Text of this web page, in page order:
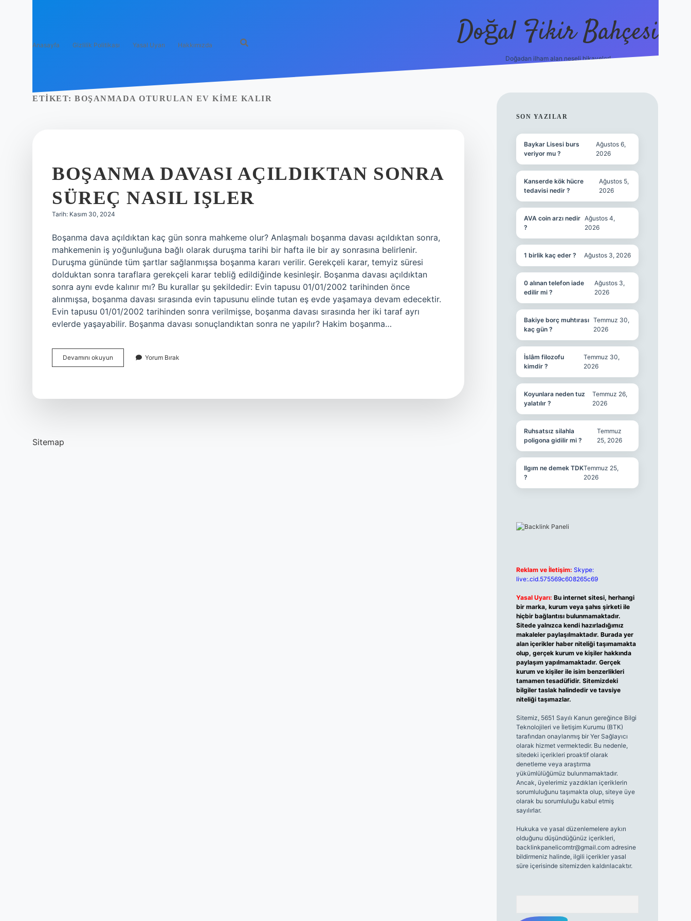
Anasayfa Gizlilik Politikası Yasal Uyarı Hakkımızda Doğal Fikir Bahçesi
Doğadan ilham alan neşeli hikayeler!
ETIKET: BOŞANMADA OTURULAN EV KIME KALIR
BOŞANMA DAVASI AÇILDIKTAN SONRA
SÜREÇ NASIL IŞLER
Tarih: Kasım 30, 2024
Boşanma dava açıldıktan kaç gün sonra mahkeme olur? Anlaşmalı boşanma davası açıldıktan sonra,
mahkemenin iş yoğunluğuna bağlı olarak duruşma tarihi bir hafta ile bir ay sonrasına belirlenir.
Duruşma gününde tüm şartlar sağlanmışsa boşanma kararı verilir. Gerekçeli karar, temyiz süresi
dolduktan sonra taraflara gerekçeli karar tebliğ edildiğinde kesinleşir. Boşanma davası açıldıktan
sonra aynı evde kalınır mı? Bu kurallar şu şekildedir: Evin tapusu 01/01/2002 tarihinden önce
alınmışsa, boşanma davası sırasında evin tapusunu elinde tutan eş evde yaşamaya devam edecektir.
Evin tapusu 01/01/2002 tarihinden sonra verilmişse, boşanma davası sırasında her iki taraf ayrı
evlerde yaşayabilir. Boşanma davası sonuçlandıktan sonra ne yapılır? Hakim boşanma…
Devamını okuyun Boşanma
Davası
Yorum Bırak
Sitemap
SIDEBAR
SON YAZILAR
Baykar Lisesi burs
veriyor mu ?
Ağustos 6,
2026
Kanserde kök hücre
tedavisi nedir ?
Ağustos 5,
2026
AVA coin arzı nedir
?
Ağustos 4,
2026
1 birlik kaç eder ? Ağustos 3, 2026
0 alınan telefon iade
edilir mi ?
Ağustos 3,
2026
Bakiye borç muhtırası
kaç gün ?
Temmuz 30,
2026
İslâm filozofu
kimdir ?
Temmuz 30,
2026
Koyunlara neden tuz
yalatılır ?
Temmuz 26,
2026
Ruhsatsız silahla
poligona gidilir mi ?
Temmuz
25, 2026
Ilgım ne demek TDK
?
Temmuz 25,
2026
Reklam ve İletişim: Skype:
live:.cid.575569c608265c69
Yasal Uyarı: Bu internet sitesi, herhangi
bir marka, kurum veya şahıs şirketi ile
hiçbir bağlantısı bulunmamaktadır.
Sitede yalnızca kendi hazırladığımız
makaleler paylaşılmaktadır. Burada yer
alan içerikler haber niteliği taşımamakta
olup, gerçek kurum ve kişiler hakkında
paylaşım yapılmamaktadır. Gerçek
kurum ve kişiler ile isim benzerlikleri
tamamen tesadüfidir. Sitemizdeki
bilgiler taslak halindedir ve tavsiye
niteliği taşımazlar.
Sitemiz, 5651 Sayılı Kanun gereğince Bilgi
Teknolojileri ve İletişim Kurumu (BTK)
tarafından onaylanmış bir Yer Sağlayıcı
olarak hizmet vermektedir. Bu nedenle,
sitedeki içerikleri proaktif olarak
denetleme veya araştırma
yükümlülüğümüz bulunmamaktadır.
Ancak, üyelerimiz yazdıkları içeriklerin
sorumluluğunu taşımakta olup, siteye üye
olarak bu sorumluluğu kabul etmiş
sayılırlar.
Hukuka ve yasal düzenlemelere aykırı
olduğunu düşündüğünüz içerikleri,
backlinkpanelicomtr@gmail.comadresine
bildirmeniz halinde, ilgili içerikler yasal
süre içerisinde sitemizden kaldırılacaktır.
grandoperabet